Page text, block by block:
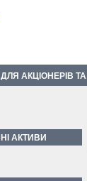
АКЦІОНЕРІВ
АКТИВИ